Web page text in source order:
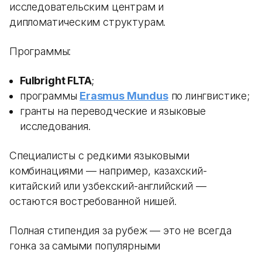
исследовательским центрам и
дипломатическим структурам.
Программы:
Fulbright FLTA;
программы Erasmus Mundusпо лингвистике;
гранты на переводческие и языковые
исследования.
Специалисты с редкими языковыми
комбинациями — например, казахский-
китайский или узбекский-английский —
остаются востребованной нишей.
Полная стипендия за рубеж — это не всегда
гонка за самыми популярными